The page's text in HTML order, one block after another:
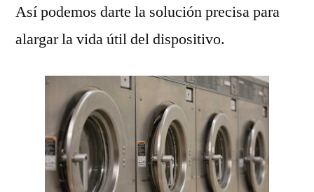
Así podemos darte la solución precisa para
alargar la vida útil del dispositivo.